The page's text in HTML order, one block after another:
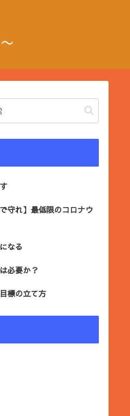
守れ】最低限のコロナウ
なる
必要か？
標の立て方